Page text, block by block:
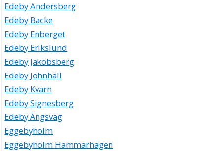
Edeby Andersberg
Edeby Backe
Edeby Enberget
Edeby Erikslund
Edeby Jakobsberg
Edeby Johnhäll
Edeby Kvarn
Edeby Signesberg
Edeby Ängsväg
Eggebyholm
Eggebyholm Hammarhagen